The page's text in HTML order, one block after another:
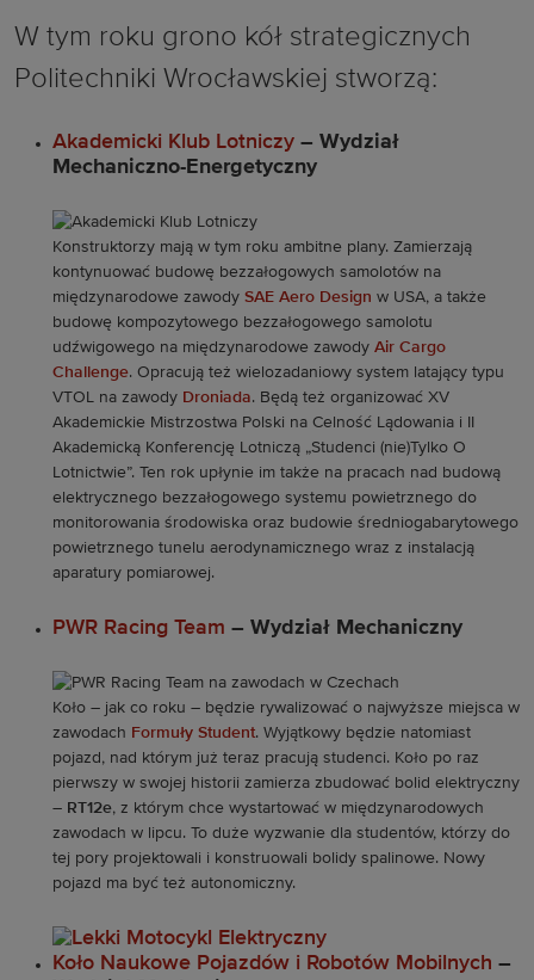
W tym roku grono kół strategicznych
Politechniki Wrocławskiej stworzą:
Akademicki Klub Lotniczy – Wydział
Mechaniczno-Energetyczny
Konstruktorzy mają w tym roku ambitne plany. Zamierzają
kontynuować budowę bezzałogowych samolotów na
międzynarodowe zawody SAE Aero Design w USA, a także
budowę kompozytowego bezzałogowego samolotu
udźwigowego na międzynarodowe zawody Air Cargo
Challenge. Opracują też wielozadaniowy system latający typu
VTOL na zawody Droniada. Będą też organizować XV
Akademickie Mistrzostwa Polski na Celność Lądowania i II
Akademicką Konferencję Lotniczą „Studenci (nie)Tylko O
Lotnictwie”. Ten rok upłynie im także na pracach nad budową
elektrycznego bezzałogowego systemu powietrznego do
monitorowania środowiska oraz budowie średniogabarytowego
powietrznego tunelu aerodynamicznego wraz z instalacją
aparatury pomiarowej.
PWR Racing Team – Wydział Mechaniczny
Koło – jak co roku – będzie rywalizować o najwyższe miejsca w
zawodach Formuły Student. Wyjątkowy będzie natomiast
pojazd, nad którym już teraz pracują studenci. Koło po raz
pierwszy w swojej historii zamierza zbudować bolid elektryczny
– RT12e, z którym chce wystartować w międzynarodowych
zawodach w lipcu. To duże wyzwanie dla studentów, którzy do
tej pory projektowali i konstruowali bolidy spalinowe. Nowy
pojazd ma być też autonomiczny.
Koło Naukowe Pojazdów i Robotów Mobilnych –